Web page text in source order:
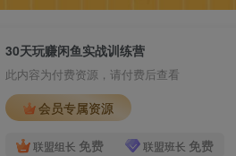
30天玩赚闲鱼实战训练营
此内容为付费资源，请付费后查看
会员专属资源
联盟组长 免费 联盟班长 免费